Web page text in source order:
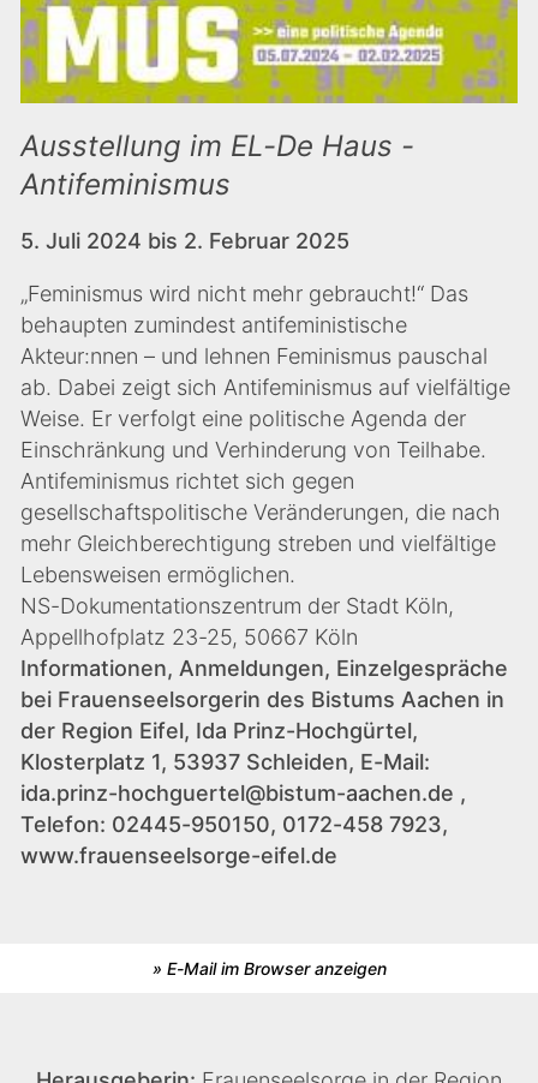
Ausstellung im EL-De Haus -
Antifeminismus
5. Juli 2024 bis 2. Februar 2025
„Feminismus wird nicht mehr gebraucht!“ Das
behaupten zumindest antifeministische
Akteur:nnen – und lehnen Feminismus pauschal
ab. Dabei zeigt sich Antifeminismus auf vielfältige
Weise. Er verfolgt eine politische Agenda der
Einschränkung und Verhinderung von Teilhabe.
Antifeminismus richtet sich gegen
gesellschaftspolitische Veränderungen, die nach
mehr Gleichberechtigung streben und vielfältige
Lebensweisen ermöglichen.
NS-Dokumentationszentrum der Stadt Köln,
Appellhofplatz 23-25, 50667 Köln
Informationen, Anmeldungen, Einzelgespräche
bei Frauenseelsorgerin des Bistums Aachen in
der Region Eifel, Ida Prinz-Hochgürtel,
Klosterplatz 1, 53937 Schleiden, E-Mail:
ida.prinz-hochguertel@bistum-aachen.de ,
Telefon: 02445-950150, 0172-458 7923,
www.frauenseelsorge-eifel.de
» E-Mail im Browser anzeigen